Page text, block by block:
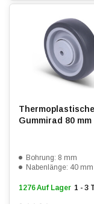
Gummirad 80 mm
Bohrung: 8 mm
Nabenlänge: 40 mm
1276 Auf Lager 1 - 3